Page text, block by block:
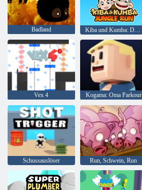
Badland Kiba und Kumba: Dschungellauf
Vex 4 Kogama: Oma Parkour
Schussauslöser Run, Schwein, Run